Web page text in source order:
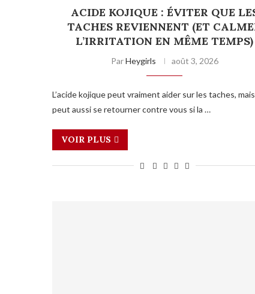
ACIDE KOJIQUE : ÉVITER QUE
TACHES REVIENNENT (ET
L’IRRITATION EN MÊME TEMPS)
ParHeygirls août 3, 2026
L’acide kojique peut vraiment aider sur les taches,
peut aussi se retourner contre vous si la …
VOIR PLUS